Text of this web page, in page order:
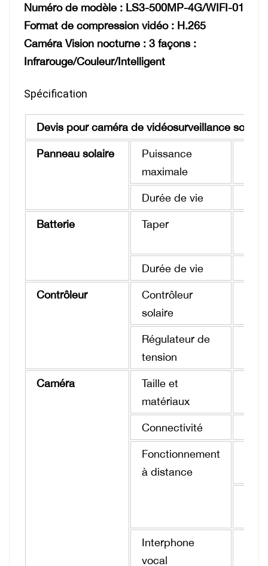
Numéro de modèle : LS3-500MP-4G/WIFI-01
Format de compression vidéo : H.265
Caméra Vision nocturne : 3 façons :
Infrarouge/Couleur/Intelligent
Spécification
Devis pour caméra de vidéosurveillance solaire
Panneau solaire
Puissance
maximale
Durée de vie
Batterie
Taper
Durée de vie
Contrôleur
Contrôleur
solaire
Régulateur de
tension
Caméra
Taille et
matériaux
Connectivité
Fonctionnement
à distance
Interphone
vocal